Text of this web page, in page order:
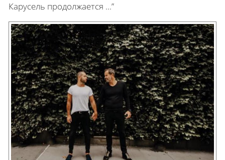
Карусель продолжается ...”